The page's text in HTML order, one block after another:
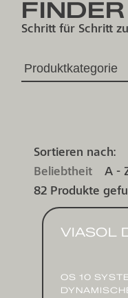
FINDER
Schritt für Schritt
82 Produkte
Sortieren nach:
Beliebtheit
A -
VIASOL
OS 10